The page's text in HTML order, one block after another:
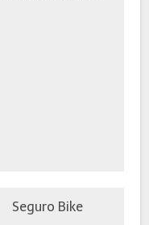
Seguro Bike